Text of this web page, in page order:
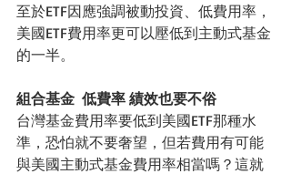
至於ETF因應強調被動投資、低費用率，
美國ETF費用率更可以壓低到主動式基金
的一半。
組合基金  低費率 績效也要不俗
台灣基金費用率要低到美國ETF那種水
準，恐怕就不要奢望，但若費用有可能
與美國主動式基金費用率相當嗎？這就